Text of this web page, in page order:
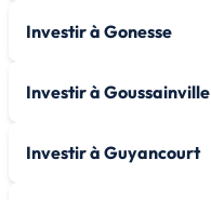
Investir à Gonesse
Investir à Goussainville
Investir à Guyancourt